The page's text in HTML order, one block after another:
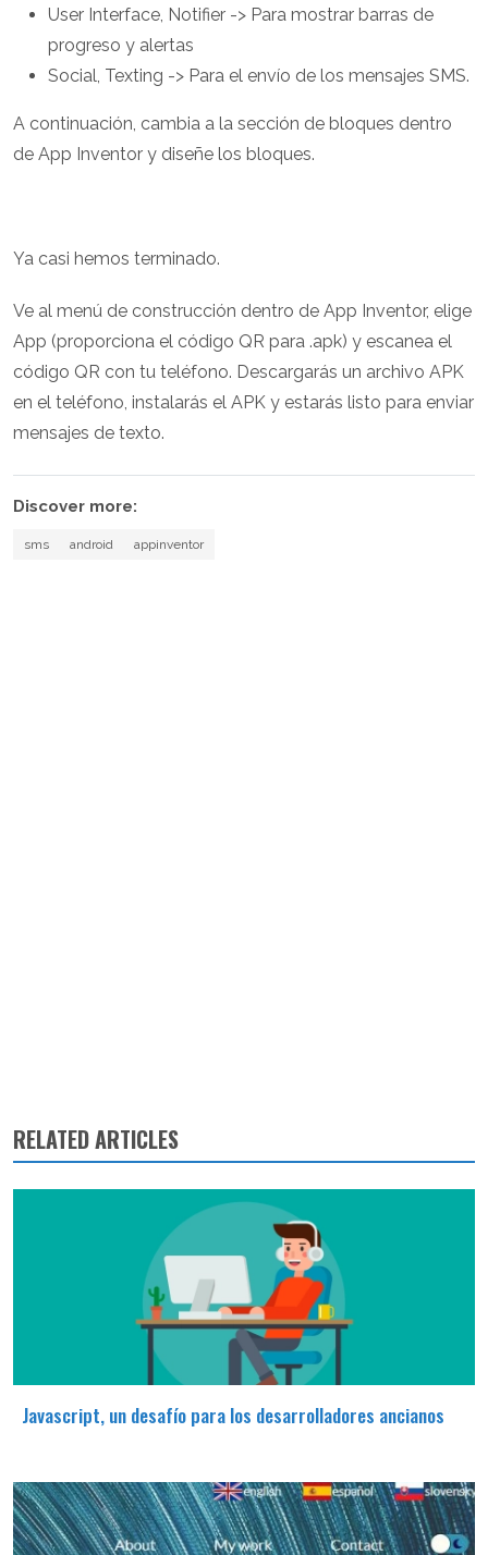
User Interface, Notifier -> Para mostrar barras de
progreso y alertas
Social, Texting -> Para el envío de los mensajes SMS.
A continuación, cambia a la sección de bloques dentro
de App Inventor y diseñe los bloques.
Ya casi hemos terminado.
Ve al menú de construcción dentro de App Inventor, elige
App (proporciona el código QR para .apk) y escanea el
código QR con tu teléfono. Descargarás un archivo APK
en el teléfono, instalarás el APK y estarás listo para enviar
mensajes de texto.
Discover more:
sms android appinventor
RELATED ARTICLES
Javascript, un desafío para los desarrolladores ancianos